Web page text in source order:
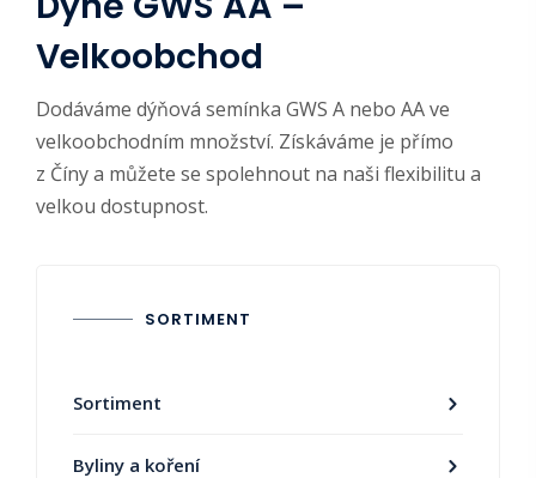
Velkoobchod
Dodáváme dýňová semínka GWS A nebo AA ve
velkoobchodním množství. Získáváme je přímo
z Číny a můžete se spolehnout na naši flexibilitu a
velkou dostupnost.
SORTIMENT
Sortiment
Byliny a koření